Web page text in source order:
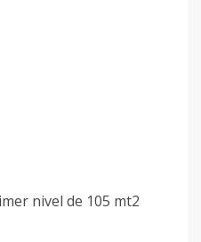
nivel de 105 mt2